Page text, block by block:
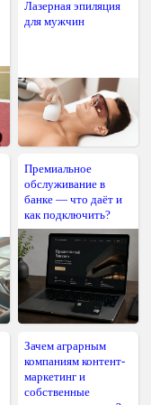
Лазерная эпиляция
для мужчин
Премиальное
обслуживание в
банке — что даёт и
как подключить?
Зачем аграрным
компаниям контент-
маркетинг и
собственные